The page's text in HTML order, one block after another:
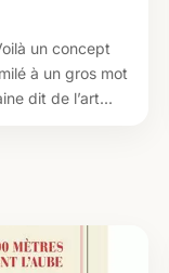
un concept
à un gros mot
dit de l’art...